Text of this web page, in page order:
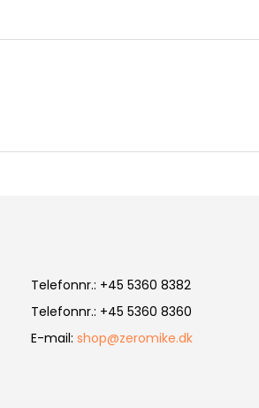
Telefonnr.: +45 5360 8382
Telefonnr.: +45 5360 8360
E-mail: shop@zeromike.dk